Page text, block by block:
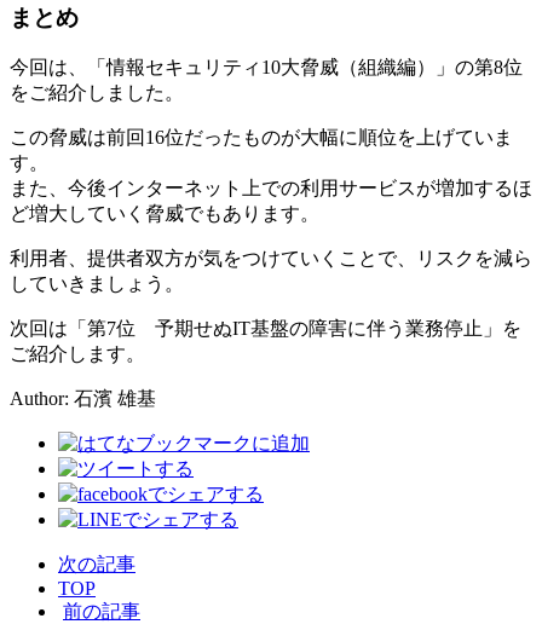
まとめ
今回は、「情報セキュリティ10大脅威（組織編）」の第8位
をご紹介しました。
この脅威は前回16位だったものが大幅に順位を上げていま
す。
また、今後インターネット上での利用サービスが増加するほ
ど増大していく脅威でもあります。
利用者、提供者双方が気をつけていくことで、リスクを減ら
していきましょう。
次回は「第7位 予期せぬIT基盤の障害に伴う業務停止」を
ご紹介します。
Author: 石濱 雄基
次の記事
TOP
前の記事